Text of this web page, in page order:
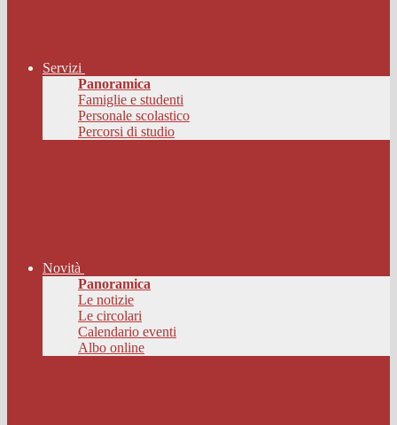
Servizi
Panoramica
Famiglie e studenti
Personale scolastico
Percorsi di studio
Novità
Panoramica
Le notizie
Le circolari
Calendario eventi
Albo online